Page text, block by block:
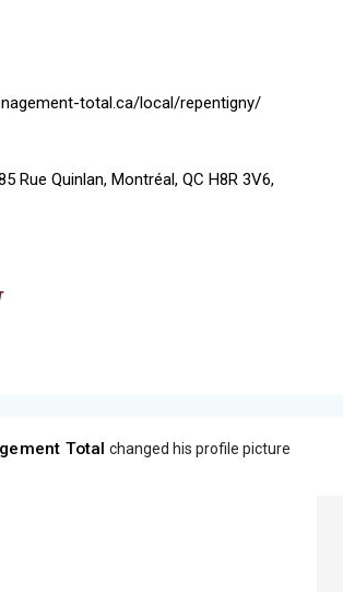
total.ca/local/repentigny/
Rue Quinlan, Montréal, QC H8R 3V6,
Total changed his profile picture